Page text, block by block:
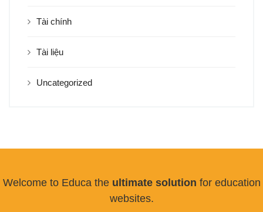
Tài chính
Tài liệu
Uncategorized
Welcome to Educa the ultimate solution for education
websites.